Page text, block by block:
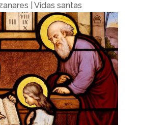
Vidas santas